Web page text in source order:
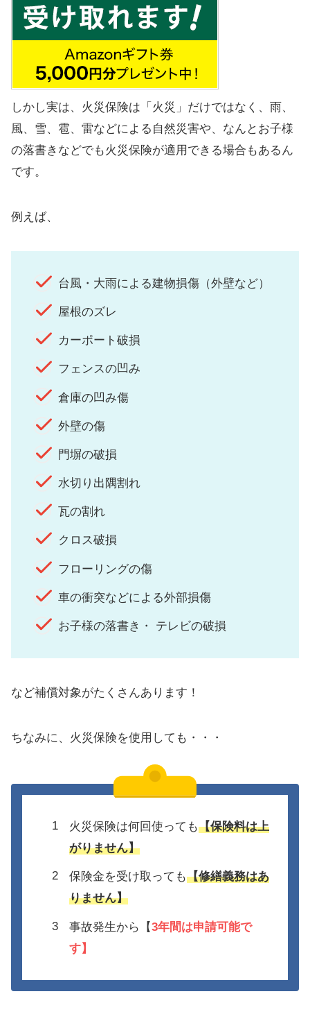
しかし実は、火災保険は「火災」だけではなく、雨、
風、雪、雹、雷などによる自然災害や、なんとお子様
の落書きなどでも火災保険が適用できる場合もあるん
です。
例えば、
台風・大雨による建物損傷（外壁など）
屋根のズレ
カーポート破損
フェンスの凹み
倉庫の凹み傷
外壁の傷
門塀の破損
水切り出隅割れ
瓦の割れ
クロス破損
フローリングの傷
車の衝突などによる外部損傷
お子様の落書き・ テレビの破損
など補償対象がたくさんあります！
ちなみに、火災保険を使用しても・・・
火災保険は何回使っても【保険料は上
がりません】
保険金を受け取っても【修繕義務はあ
りません】
事故発生から【3年間は申請可能で
す】